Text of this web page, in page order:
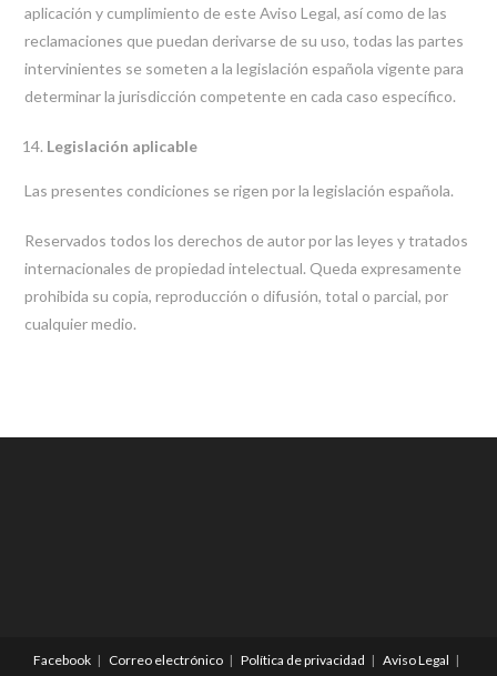
aplicación y cumplimiento de este Aviso Legal, así como de las
reclamaciones que puedan derivarse de su uso, todas las partes
intervinientes se someten a la legislación española vigente para
determinar la jurisdicción competente en cada caso específico.
Legislación aplicable
Las presentes condiciones se rigen por la legislación española.
Reservados todos los derechos de autor por las leyes y tratados
internacionales de propiedad intelectual. Queda expresamente
prohibida su copia, reproducción o difusión, total o parcial, por
cualquier medio.
Facebook Correo electrónico Política de privacidad
Aviso Legal